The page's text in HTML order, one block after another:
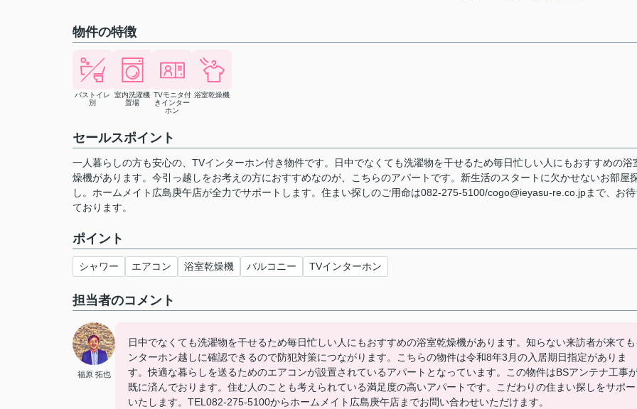
物件の特徴
バストイレ
別
室内洗濯機
置場
TVモニタ付
きインター
ホン
浴室乾燥機
セールスポイント
一人暮らしの方も安心の、TVインターホン付き物件です。日中でなくても洗濯物を干せるため毎日忙しい人にもおすすめの浴
燥機があります。今引っ越しをお考えの方におすすめなのが、こちらのアパートです。新生活のスタートに欠かせないお部屋
し。ホームメイト広島庚午店が全力でサポートします。住まい探しのご用命は082-275-5100/cogo@ieyasu-re.co.jpまで、お
ております。
ポイント
シャワー エアコン 浴室乾燥機 バルコニー TVインターホン
担当者のコメント
福原 拓也
日中でなくても洗濯物を干せるため毎日忙しい人にもおすすめの浴室乾燥機があります。知らない来訪者が来て
ンターホン越しに確認できるので防犯対策につながります。こちらの物件は令和8年3月の入居期日指定がありま
す。快適な暮らしを送るためのエアコンが設置されているアパートとなっています。この物件はBSアンテナ工事
既に済んでおります。住む人のことも考えられている満足度の高いアパートです。こだわりの住まい探しをサポ
いたします。TEL082-275-5100からホームメイト広島庚午店までお問い合わせいただけます。